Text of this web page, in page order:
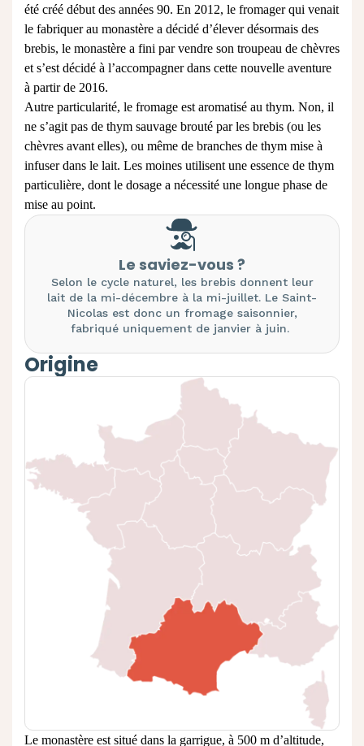
été créé début des années 90. En 2012, le fromager qui venait
le fabriquer au monastère a décidé d’élever désormais des
brebis, le monastère a fini par vendre son troupeau de chèvres
et s’est décidé à l’accompagner dans cette nouvelle aventure
à partir de 2016.
Autre particularité, le fromage est aromatisé au thym. Non, il
ne s’agit pas de thym sauvage brouté par les brebis (ou les
chèvres avant elles), ou même de branches de thym mise à
infuser dans le lait. Les moines utilisent une essence de thym
particulière, dont le dosage a nécessité une longue phase de
mise au point.
Le saviez-vous ?
Selon le cycle naturel, les brebis donnent leur
lait de la mi-décembre à la mi-juillet. Le Saint-
Nicolas est donc un fromage saisonnier,
fabriqué uniquement de janvier à juin.
Origine
Le monastère est situé dans la garrigue, à 500 m d’altitude,